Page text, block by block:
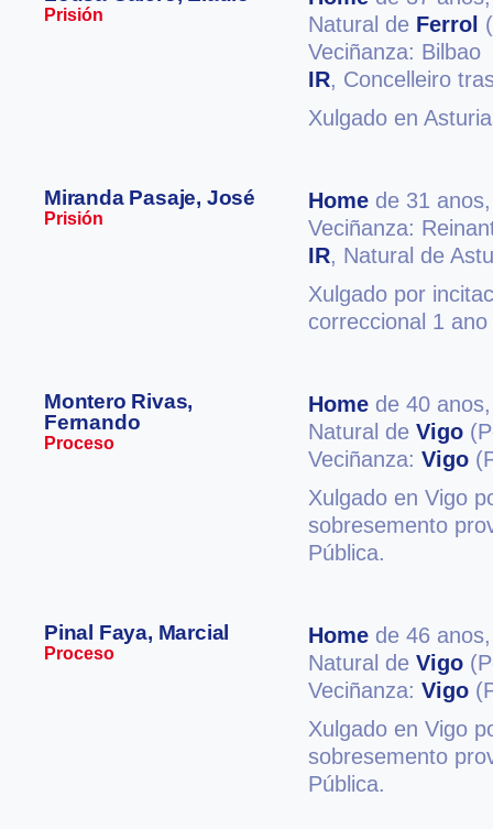
Prisión
Natural de Ferrol
Veciñanza: Bilbao
IR, Concelleiro
Xulgado en
Miranda Pasaje, José
Prisión
Home de 31
Veciñanza:
IR, Natural de
Xulgado por
correccional 1
Montero Rivas,
Fernando
Proceso
Home de 40
Natural de Vigo
Veciñanza: Vigo
Xulgado en Vigo
sobresemento
Pública.
Pinal Faya, Marcial
Proceso
Home de 46
Natural de Vigo
Veciñanza: Vigo
Xulgado en Vigo
sobresemento
Pública.